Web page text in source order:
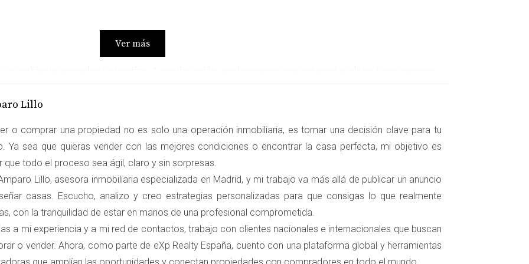
cuando se trata de vender una vivienda. Colores como el blanco, beige y gris suave ofrecen una base
viviendo allí. Estos colores no solo amplían visualmente los espacios, sino que también aportan
un lienzo perfecto para que los compradores proyecten su estilo personal." - Amparo Lillo Imagina
este color invita a la calidez y hace que el espacio se sienta acogedor. Además, al ser tan versátiles,
decorativos.
para transmitir calma y serenidad. Estos tonos evocan sensaciones de tranquilidad y pueden hacer
Ver más
Lillo
o comprar una propiedad no es solo una operación inmobiliaria, es tomar una decisión clave para tu
Ya sea que quieras vender con las mejores condiciones o encontrar la casa perfecta, mi objetivo es
que todo el proceso sea ágil, claro y sin sorpresas.
Lillo, asesora inmobiliaria especializada en Madrid, y mi trabajo va más allá de publicar un anuncio
casas. Escucho, analizo y creo estrategias personalizadas para que consigas lo que realmente
con la tranquilidad de estar en manos de una profesional comprometida.
a mi experiencia y a mi red de contactos, trabajo con clientes nacionales e internacionales que buscan
o vender. Ahora, como parte de eXp Realty España, cuento con una plataforma global y herramientas